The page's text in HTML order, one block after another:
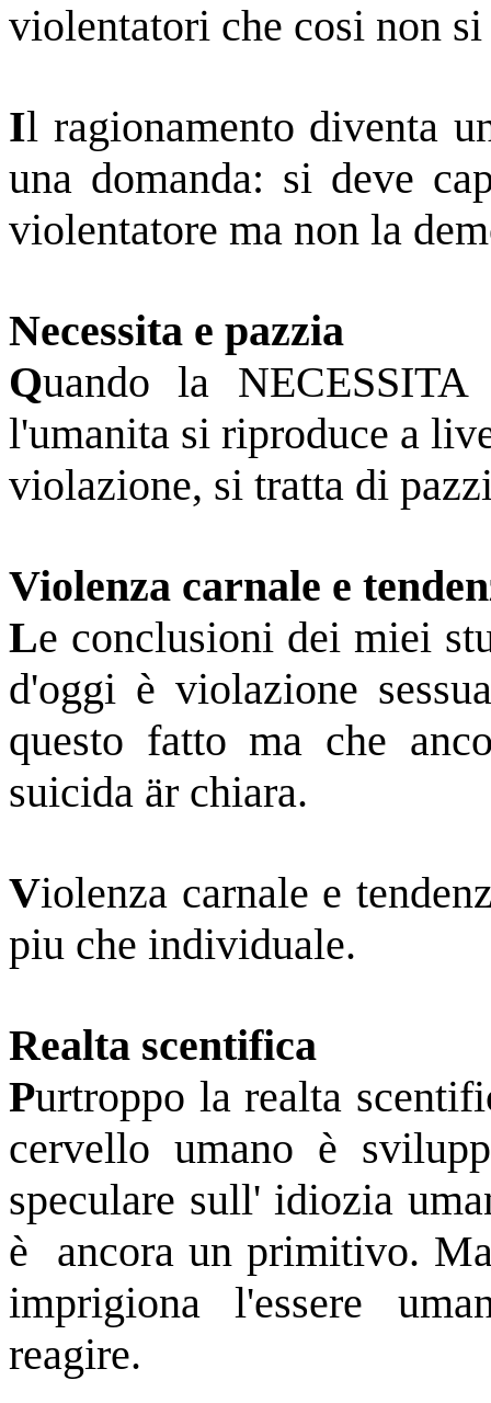
violentatori che cosi non si
Il ragionamento diventa
una domanda: si deve
violentatore ma non la
Necessita e pazzia
Quando la
l'umanita si riproduce a
violazione, si tratta di
Violenza carnale e
Le conclusioni dei miei
d'oggi è violazione
questo fatto ma che
suicida är chiara.
Violenza carnale e
piu che individuale.
Realta scentifica
Purtroppo la realta
cervello umano è
speculare sull' idiozia
è ancora un primitivo.
imprigiona l'essere
reagire.